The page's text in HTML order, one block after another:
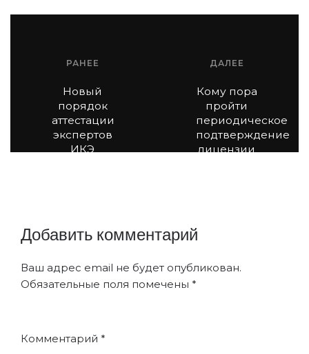
РАНЕЕ
Новый
порядок
аттестации
экспертов
ИКЭ
ДАЛЕЕ
Кому пора
пройти
периодическое
подтверждение
лицензии
Добавить комментарий
Ваш адрес email не будет опубликован.
Обязательные поля помечены *
Комментарий *